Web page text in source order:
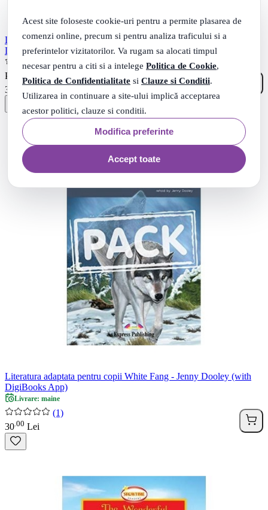
Acest site foloseste cookie-uri pentru a permite plasarea de
comenzi online, precum si pentru analiza traficului si a
preferintelor vizitatorilor. Va rugam sa alocati timpul
necesar pentru a citi si a intelege Politica de Cookie,
Politica de Confidentialitate si Clauze si Conditii.
Utilizarea in continuare a site-ului implică acceptarea
acestor politici, clauze si conditii.
Modifica preferinte
Accept toate
Literatura adaptata pentru copii Wuthering Heights Cu CD - Jenny
Dooley
PRP: 38
Lei
36
92
Literatura adaptata pentru copii White Fang - Jenny Dooley (with
DigiBooks App)
Livrare: maine
(1)
30.00 Lei